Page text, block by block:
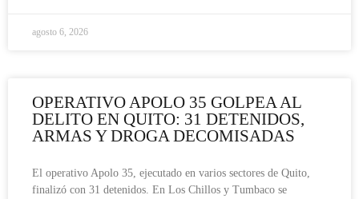
agosto 6, 2026
OPERATIVO APOLO 35 GOLPEA AL
DELITO EN QUITO: 31 DETENIDOS,
ARMAS Y DROGA DECOMISADAS
El operativo Apolo 35, ejecutado en varios sectores de Quito,
finalizó con 31 detenidos. En Los Chillos y Tumbaco se